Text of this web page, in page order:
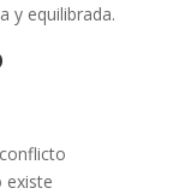
y equilibrada.
existe